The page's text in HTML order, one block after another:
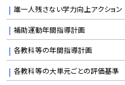
誰一人残さない学力向上アクション
補助運動年間指導計画
各教科等の年間指導計画
各教科等の大単元ごとの評価基準